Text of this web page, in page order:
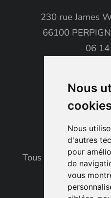
Nous
Nous
d'autres
pour
de
vous
230 rue James
66100
06
Voir le
Tous droits réservés
par